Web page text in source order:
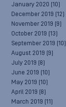
January 2020 (10)
December 2019 (12)
November 2019 (9)
October 2019 (13)
September 2019 (10)
August 2019 (9)
July 2019 (8)
June 2019 (10)
May 2019 (10)
April 2019 (8)
March 2019 (11)